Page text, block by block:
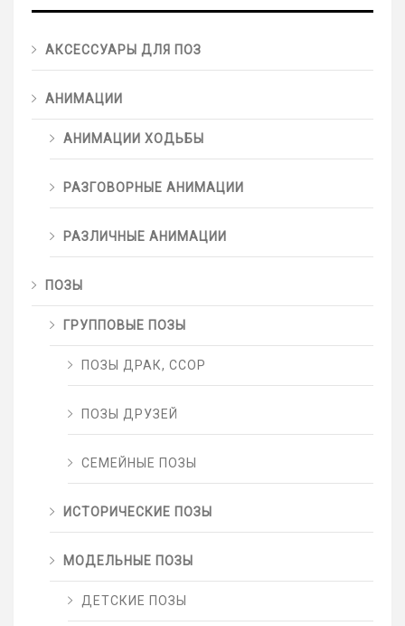
АКСЕССУАРЫ ДЛЯ ПОЗ
АНИМАЦИИ
АНИМАЦИИ ХОДЬБЫ
РАЗГОВОРНЫЕ АНИМАЦИИ
РАЗЛИЧНЫЕ АНИМАЦИИ
ПОЗЫ
ГРУППОВЫЕ ПОЗЫ
ПОЗЫ ДРАК, ССОР
ПОЗЫ ДРУЗЕЙ
СЕМЕЙНЫЕ ПОЗЫ
ИСТОРИЧЕСКИЕ ПОЗЫ
МОДЕЛЬНЫЕ ПОЗЫ
ДЕТСКИЕ ПОЗЫ